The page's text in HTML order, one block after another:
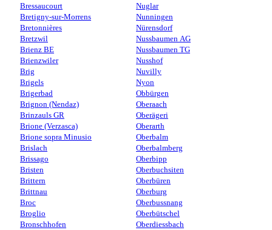
Bressaucourt
Bretigny-sur-Morrens
Bretonnières
Bretzwil
Brienz BE
Brienzwiler
Brig
Brigels
Brigerbad
Brignon (Nendaz)
Brinzauls GR
Brione (Verzasca)
Brione sopra Minusio
Brislach
Brissago
Bristen
Brittern
Brittnau
Broc
Broglio
Bronschhofen
Nuglar
Nunningen
Nürensdorf
Nussbaumen AG
Nussbaumen TG
Nusshof
Nuvilly
Nyon
Obbürgen
Oberaach
Oberägeri
Oberarth
Oberbalm
Oberbalmberg
Oberbipp
Oberbuchsiten
Oberbüren
Oberburg
Oberbussnang
Oberbütschel
Oberdiessbach